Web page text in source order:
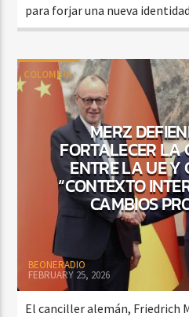
para forjar una nueva
COLOMBIA
MERZ
FORTALECER LA
ENTRE LA UE Y
“CONTEXTO
CAMBIOS
BEONERADIO
FEBRUARY 25, 2026
El canciller alemán, Friedrich